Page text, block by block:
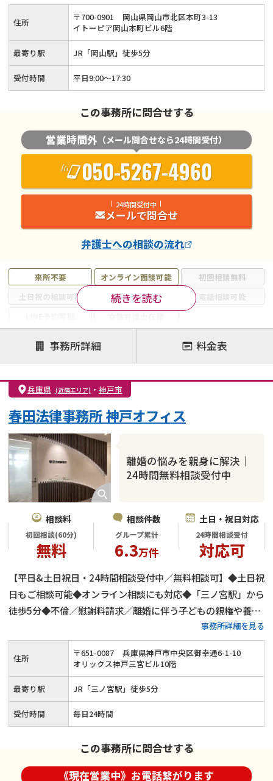
任せください。
来所不要 オンライン面談可能
初回相談無料
土日祝の相談可能
19時以降電話可能
電話相談可能
注力案件
離婚前相談
離婚調停
離婚裁判
親権・面会交流権
DV
モラハラ
不貞・不倫慰謝料請求
国際離婚
財産分与
内縁の夫婦
続きを読む
住所 〒700-0901
岡山県岡山市北区本町3-13
イトーピア岡山本町ビル6階
最寄り駅 JR「岡山駅」徒歩5分
受付時間 平日9:00〜17:30
この事務所に問合せする
営業時間外 （メール問合せなら24時間受付）
050-5267-4960
24時間受付中
メールで問合せ
弁護士への相談の流れ
事務所詳細 料金表
兵庫県 (近隣エリア) ・ 神戸市
離婚の悩みを親身に解決｜
24時間無料相談受付中
春田法律事務所 神戸オフィス
相談料
初回相談(60分)
無料
相談件数
グループ累計
6.3万件
土日・祝日対応
24時間相談受付
対応可
【平日&土日祝日・24時間相談受付中／無料相談可】◆土日祝
日もご相談可能◆オンライン相談にも対応◆「三ノ宮駅」から
徒歩5分◆不倫／慰謝料請求／離婚に伴う子どもの親権や養育
事務所詳細を見る
住所 〒651-0087
兵庫県神戸市中央区御幸通6-1-10
オリックス神戸三宮ビル10階
最寄り駅 JR「三ノ宮駅」徒歩5分
受付時間 毎日24時間
この事務所に問合せする
《現在営業中》お電話繋がります